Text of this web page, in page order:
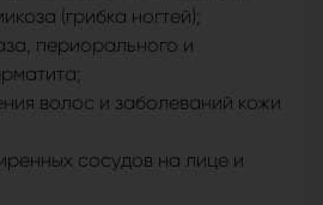
(грибка ногтей);
периорального и
волос и заболеваний кожи
сосудов на лице и